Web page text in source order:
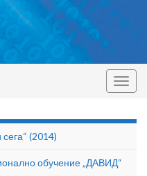
сега“ (2014)
обучение „ДАВИД“